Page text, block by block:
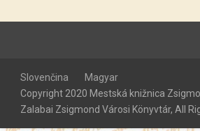
Slovenčina
Magyar
Copyright 2020 Mestská knižnica
Zalabai Zsigmond Városi Könyvtár, All